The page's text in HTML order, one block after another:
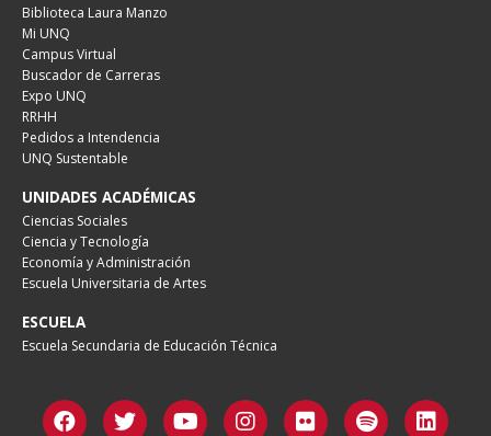
Biblioteca Laura Manzo
Mi UNQ
Campus Virtual
Buscador de Carreras
Expo UNQ
RRHH
Pedidos a Intendencia
UNQ Sustentable
UNIDADES ACADÉMICAS
Ciencias Sociales
Ciencia y Tecnología
Economía y Administración
Escuela Universitaria de Artes
ESCUELA
Escuela Secundaria de Educación Técnica